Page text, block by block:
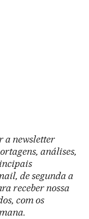
a newsletter
análises,
de segunda a
receber nossa
com os